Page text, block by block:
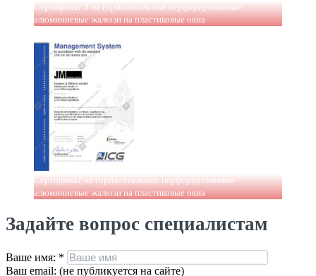
Сертификат 3 на горизонтальные перфорированные
алюминиевые жалюзи на пластиковые окна
Сертификат на горизонтальные перфорированные
алюминиевые жалюзи на пластиковые окна
Задайте вопрос специалистам
Ваше имя: *
Ваш email: (не публикуется на сайте)